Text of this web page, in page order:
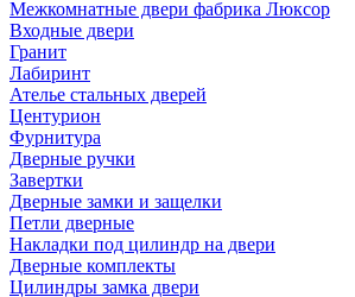
Межкомнатные двери фабрика Люксор
Входные двери
Гранит
Лабиринт
Ателье стальных дверей
Центурион
Фурнитура
Дверные ручки
Завертки
Дверные замки и защелки
Петли дверные
Накладки под цилиндр на двери
Дверные комплекты
Цилиндры замка двери